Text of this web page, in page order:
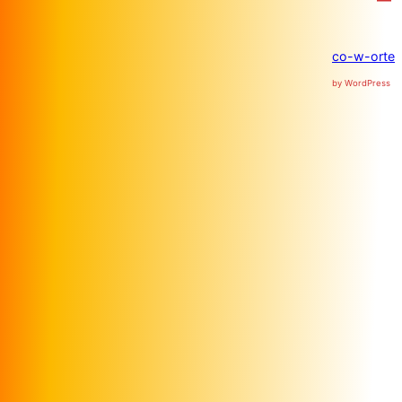
co-w-orte
by WordPress